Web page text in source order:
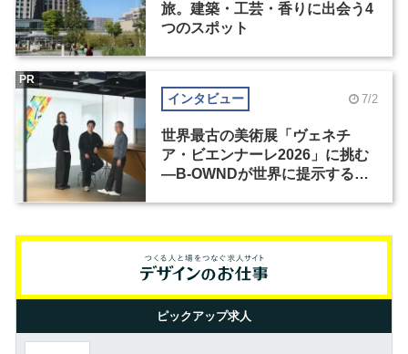
旅。建築・工芸・香りに出会う4
つのスポット
インタビュー 7/2
世界最古の美術展「ヴェネチ
ア・ビエンナーレ2026」に挑む
―B-OWNDが世界に提示する美
PR
ピックアップ求人